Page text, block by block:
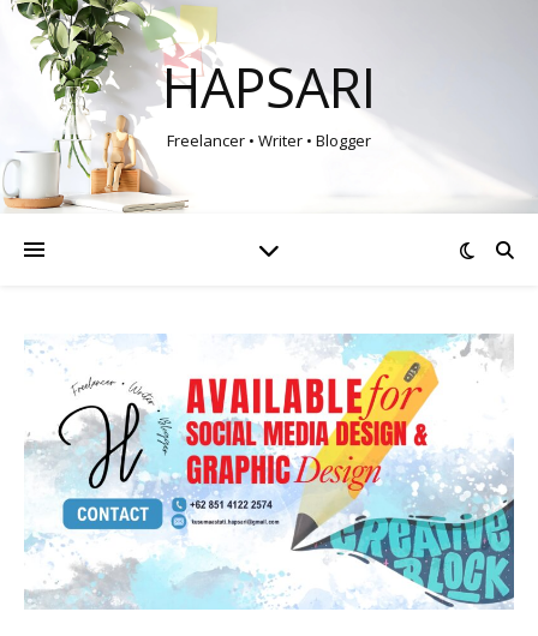
HAPSARI
Freelancer • Writer • Blogger